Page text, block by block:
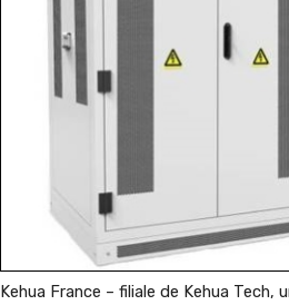
Kehua France – filiale de Kehua Tech,